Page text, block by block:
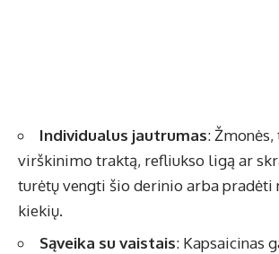
Individualus jautrumas:
virškinimo traktą, refliukso ligą ar
turėtų vengti šio derinio arba pradėti
kiekių.
Sąveika su vaistais: Kapsaicinas